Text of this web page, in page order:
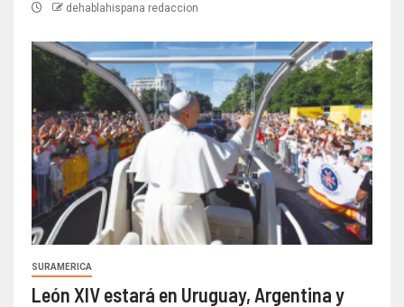
dehablahispana redaccion
SURAMERICA
León XIV estará en Uruguay, Argentina y